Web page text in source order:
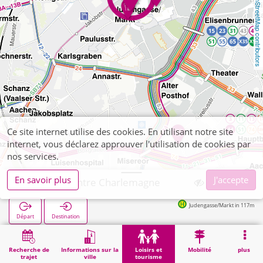
OpenStreetMap contributors
Recherche de
trajet
Informations sur la
ville
Loisirs et
tourisme
Mobilité plus
Aachen, Centre Charlemagne
Départ Destination
Judengasse/Markt in 117m
Démarrage Loisirs et tourisme Aachen, Centre Charlemagne
Ce site internet utilise des cookies. En utilisant notre site
internet, vous déclarez approuver l'utilisation de cookies par
nos services.
En savoir plus
J'accepte